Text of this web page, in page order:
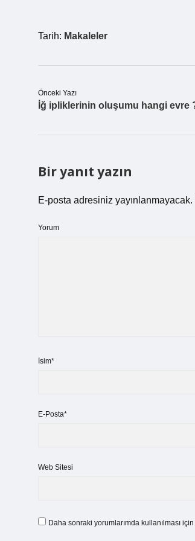
Tarih: Makaleler
Önceki Yazı
İğ ipliklerinin oluşumu hangi evre
Bir yanıt yazın
E-posta adresiniz yayınlanmayacak.
Yorum
İsim*
E-Posta*
Web Sitesi
Daha sonraki yorumlarımda kullanılması